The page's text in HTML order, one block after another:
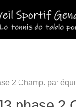
2 Champ. par
des cookies